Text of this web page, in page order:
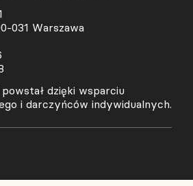
031 Warszawa
dzięki wsparciu
i darczyńców indywidualnych.